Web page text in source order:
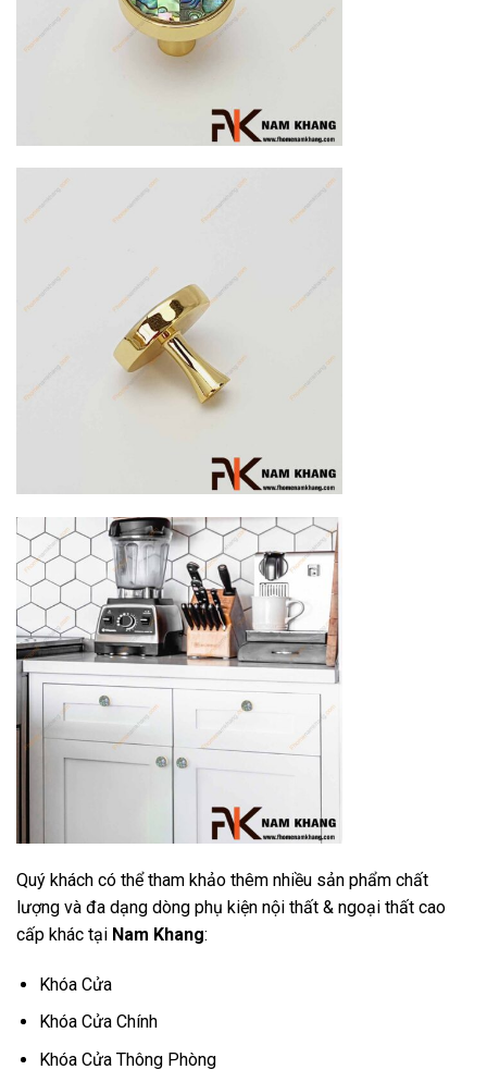
Quý khách có thể tham khảo thêm nhiều sản phẩm chất
lượng và đa dạng dòng phụ kiện nội thất & ngoại thất cao
cấp khác tại Nam Khang:
Khóa Cửa
Khóa Cửa Chính
Khóa Cửa Thông Phòng